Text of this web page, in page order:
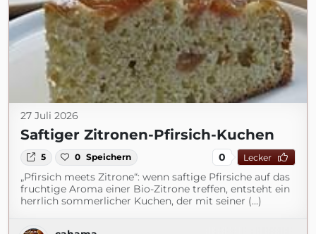
27 Juli 2026
Saftiger Zitronen-Pfirsich-Kuchen
5 0 Speichern 0 Lecker
„Pfirsich meets Zitrone“: wenn saftige Pfirsiche auf das
fruchtige Aroma einer Bio-Zitrone treffen, entsteht ein
herrlich sommerlicher Kuchen, der mit seiner (...)